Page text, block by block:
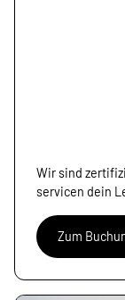
Wir sind
servicen dein
Zum
alf
cycling